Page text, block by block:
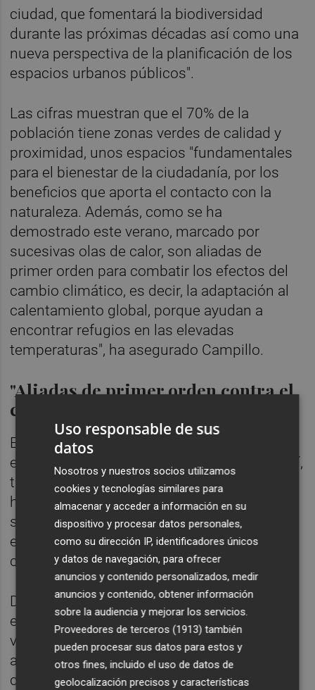
ciudad, que fomentará la biodiversidad
durante las próximas décadas así como una
nueva perspectiva de la planificación de los
espacios urbanos públicos".
Las cifras muestran que el 70% de la
población tiene zonas verdes de calidad y
proximidad, unos espacios "fundamentales
para el bienestar de la ciudadanía, por los
beneficios que aporta el contacto con la
naturaleza. Además, como se ha
demostrado este verano, marcado por
sucesivas olas de calor, son aliadas de
primer orden para combatir los efectos del
cambio climático, es decir, la adaptación al
calentamiento global, porque ayudan a
encontrar refugios en las elevadas
temperaturas", ha asegurado Campillo.
"Aliadas de primer orden contra el
calentamiento global"
El concejal de Ecología Urbana asegura que
el Pla Verd "presenta cifras positivas, aun así,
también nos apunta los retos para avanzar
hacia una ciudad todavía más sostenible y
saludable, tanto para proteger los
ecosistemas como la salud de la
ciudadanía".
De hecho, las propuestas de acción de este
estudio "plantearán como incrementar el
verde en varios ámbitos de la ciudad,
atendiendo a la situación de barrios que se
construyeron sin prever la necesidad de
Uso responsable de sus
datos
Nosotros y nuestros socios utilizamos
cookies y tecnologías similares para
almacenar y acceder a información en su
dispositivo y procesar datos personales,
como su dirección IP, identificadores únicos
y datos de navegación, para ofrecer
anuncios y contenido personalizados, medir
anuncios y contenido, obtener información
sobre la audiencia y mejorar los servicios.
Proveedores de terceros (1913) también
pueden procesar sus datos para estos y
otros fines, incluido el uso de datos de
geolocalización precisos y características